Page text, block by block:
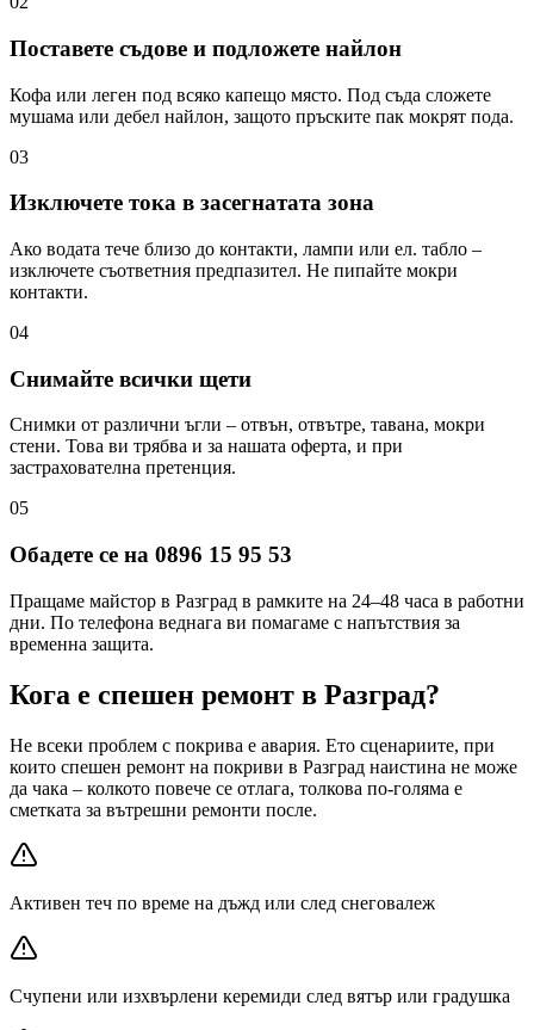
Поставете съдове и подложете найлон
Кофа или леген под всяко капещо място. Под съда сложете
мушама или дебел найлон, защото пръските пак мокрят пода.
03
Изключете тока в засегнатата зона
Ако водата тече близо до контакти, лампи или ел. табло –
изключете съответния предпазител. Не пипайте мокри
контакти.
04
Снимайте всички щети
Снимки от различни ъгли – отвън, отвътре, тавана, мокри
стени. Това ви трябва и за нашата оферта, и при
застрахователна претенция.
05
Обадете се на 0896 15 95 53
Пращаме майстор в Разград в рамките на 24–48 часа в работни
дни. По телефона веднага ви помагаме с напътствия за
временна защита.
Кога е спешен ремонт в Разград?
Не всеки проблем с покрива е авария. Ето сценариите, при
които спешен ремонт на покриви в Разград наистина не може
да чака – колкото повече се отлага, толкова по-голяма е
сметката за вътрешни ремонти после.
Активен теч по време на дъжд или след снеговалеж
Счупени или изхвърлени керемиди след вятър или градушка